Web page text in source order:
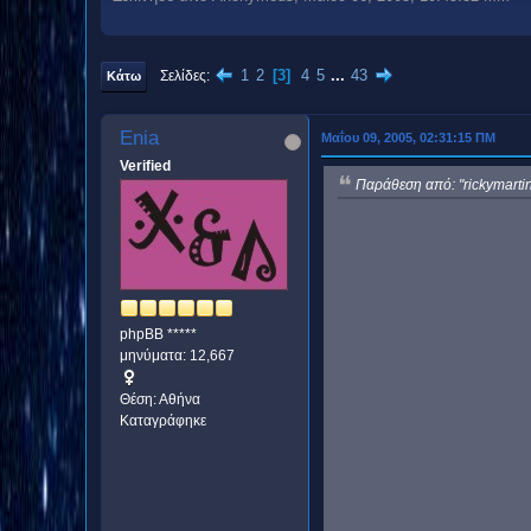
Κάτω Σελίδες 1 2 3 4 5 ... 43
Enia
Verified
phpBB *****
μηνύματα: 12,667
Θέση: Αθήνα
Καταγράφηκε
Μαΐου 09, 2005, 02:31:15 ΠΜ
Παράθεση από: